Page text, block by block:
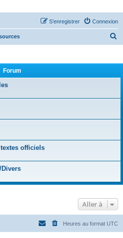
Connexion
S’enregistrer
h
Forum
officiels
Aller à
Heures au format UTC